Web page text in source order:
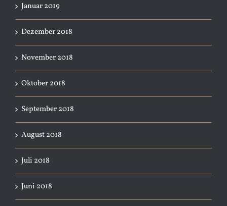
Januar 2019
Dezember 2018
November 2018
Oktober 2018
September 2018
August 2018
Juli 2018
Juni 2018